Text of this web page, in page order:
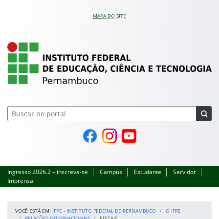
MAPA DO SITE
IFPE – Instituto
Página do Facebook
Perfil no Instagram
Canal no YouTube
Ingresso 2026.2 – inscreva-se Campus Estudante
Servidor
Imprensa
VOCÊ ESTÁ EM: IFPE - INSTITUTO FEDERAL DE PERNAMBUCO
O IFPE